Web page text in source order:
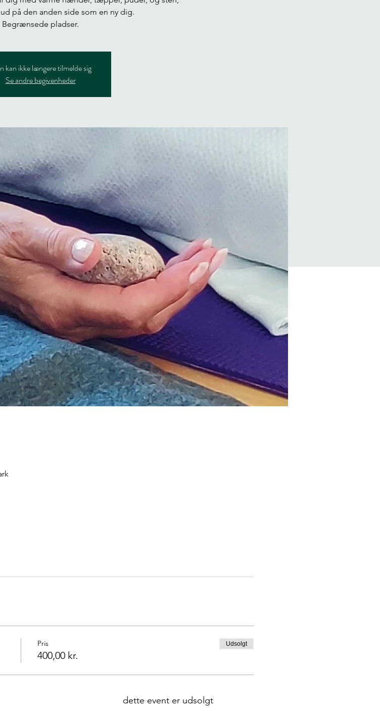
på den anden side som en ny dig.
Begrænsede pladser.
kan ikke længere tilmelde sig
Se andre begivenheder
Pris
400,00 kr.
Udsolgt
dette event er udsolgt